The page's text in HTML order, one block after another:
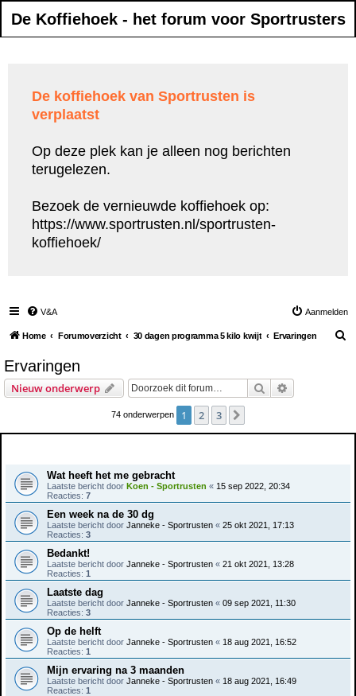
De Koffiehoek - het forum voor Sportrusters
De koffiehoek van Sportrusten is
verplaatst
Op deze plek kan je alleen nog berichten
terugelezen.
Bezoek de vernieuwde koffiehoek op:
https://www.sportrusten.nl/sportrusten-
koffiehoek/
V&A Aanmelden
Home Forumoverzicht 30 dagen programma 5 kilo kwijt Ervaringen
Ervaringen
Nieuw onderwerp Zoek
74 onderwerpen 1 2 3
Wat heeft het me gebracht
Laatste bericht door Koen - Sportrusten « 15 sep 2022, 20:34
Reacties: 7
Een week na de 30 dg
Laatste bericht door Janneke - Sportrusten « 25 okt 2021, 17:13
Reacties: 3
Bedankt!
Laatste bericht door Janneke - Sportrusten « 21 okt 2021, 13:28
Reacties: 1
Laatste dag
Laatste bericht door Janneke - Sportrusten « 09 sep 2021, 11:30
Reacties: 3
Op de helft
Laatste bericht door Janneke - Sportrusten « 18 aug 2021, 16:52
Reacties: 1
Mijn ervaring na 3 maanden
Laatste bericht door Janneke - Sportrusten « 18 aug 2021, 16:49
Reacties: 1